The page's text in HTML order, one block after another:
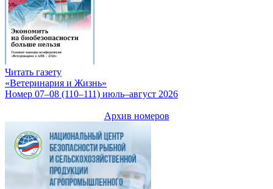
Читать газету
«Ветеринария и Жизнь»
Номер 07–08 (110–111) июль–август 2026
Архив номеров